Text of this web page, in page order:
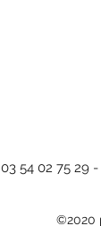
03 54 02 75 29 -
©2020